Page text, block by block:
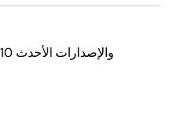
قالب Pro Tools (.ptx) — متوافق مع Pro Tools 10 والإصدارات الأحدث